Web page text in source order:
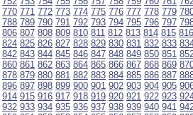
770 771 772 773 774 775 776 777 778 779
788 789 790 791 792 793 794 795 796 797
806 807 808 809 810 811 812 813 814 815 816
824 825 826 827 828 829 830 831 832 833
842 843 844 845 846 847 848 849 850 851
860 861 862 863 864 865 866 867 868 869
878 879 880 881 882 883 884 885 886 887
896 897 898 899 900 901 902 903 904 905
914 915 916 917 918 919 920 921 922 923
932 933 934 935 936 937 938 939 940 941